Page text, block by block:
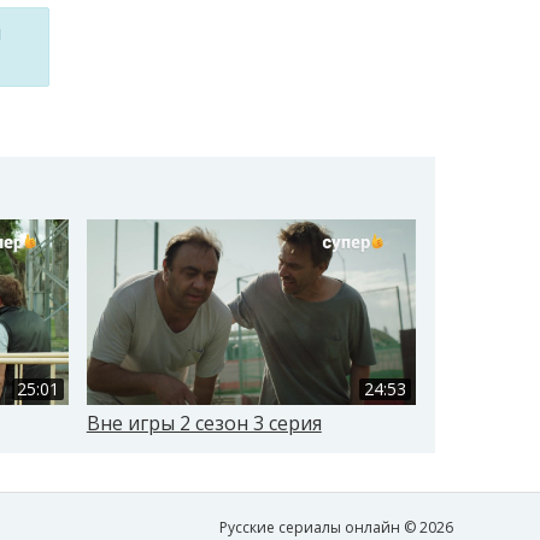
25:01 24:53
Вне игры 2 сезон 3 серия
Русские сериалы онлайн © 2026